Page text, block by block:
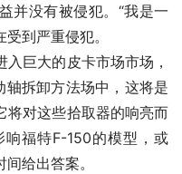
并没有被侵犯。“我是一
到严重侵犯。
巨大的皮卡市场市场，
拆卸方法场中，这将是
将对这些拾取器的响亮而
福特F-150的模型，或
给出答案。